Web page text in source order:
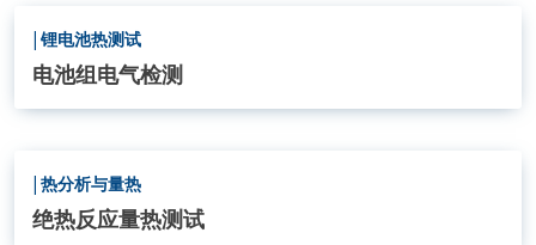
| 锂电池热测试
​电池组电气检测
| 热分析与量热
绝热反应量热测试